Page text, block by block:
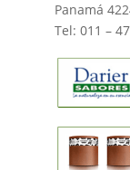
Panamá
Tel: 011 –